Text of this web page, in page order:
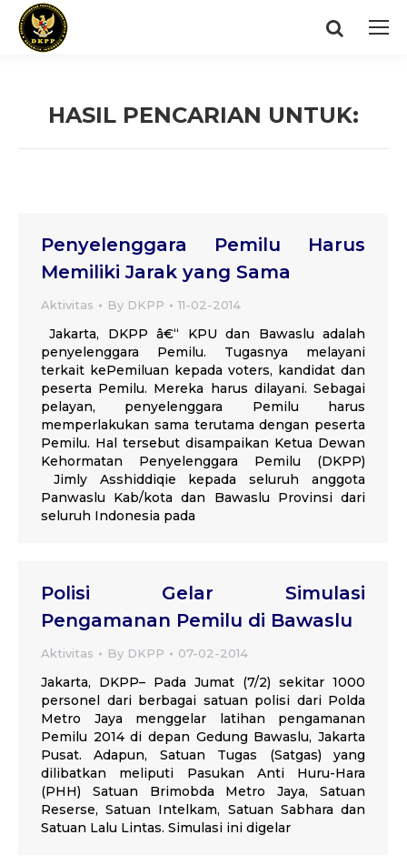
Search:
HASIL PENCARIAN UNTUK:
Penyelenggara Pemilu Harus
Memiliki Jarak yang Sama
Aktivitas By DKPP 11-02-2014
Jakarta, DKPP â€“ KPU dan Bawaslu adalah
penyelenggara Pemilu. Tugasnya melayani
terkait kePemiluan kepada voters, kandidat dan
peserta Pemilu. Mereka harus dilayani. Sebagai
pelayan, penyelenggara Pemilu harus
memperlakukan sama terutama dengan peserta
Pemilu. Hal tersebut disampaikan Ketua Dewan
Kehormatan Penyelenggara Pemilu (DKPP)
Jimly Asshiddiqie kepada seluruh anggota
Panwaslu Kab/kota dan Bawaslu Provinsi dari
seluruh Indonesia pada
Polisi Gelar Simulasi
Pengamanan Pemilu di Bawaslu
Aktivitas By DKPP 07-02-2014
Jakarta, DKPP– Pada Jumat (7/2) sekitar 1000
personel dari berbagai satuan polisi dari Polda
Metro Jaya menggelar latihan pengamanan
Pemilu 2014 di depan Gedung Bawaslu, Jakarta
Pusat. Adapun, Satuan Tugas (Satgas) yang
dilibatkan meliputi Pasukan Anti Huru-Hara
(PHH) Satuan Brimobda Metro Jaya, Satuan
Reserse, Satuan Intelkam, Satuan Sabhara dan
Satuan Lalu Lintas. Simulasi ini digelar